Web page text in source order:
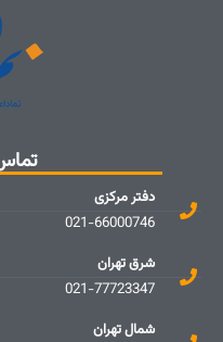
دفتر مرکزی
021-66000746
شرق تهران
021-77723347
شمال تهران